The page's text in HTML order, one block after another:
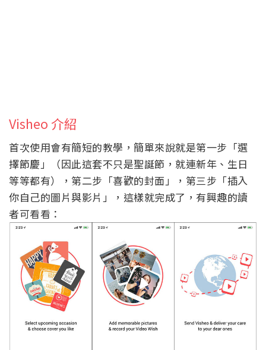
Visheo 介紹
首次使用會有簡短的教學，簡單來說就是第一步「選
擇節慶」（因此這套不只是聖誕節，就連新年、生日
等等都有），第二步「喜歡的封面」，第三步「插入
你自己的圖片與影片」，這樣就完成了，有興趣的讀
者可看看：